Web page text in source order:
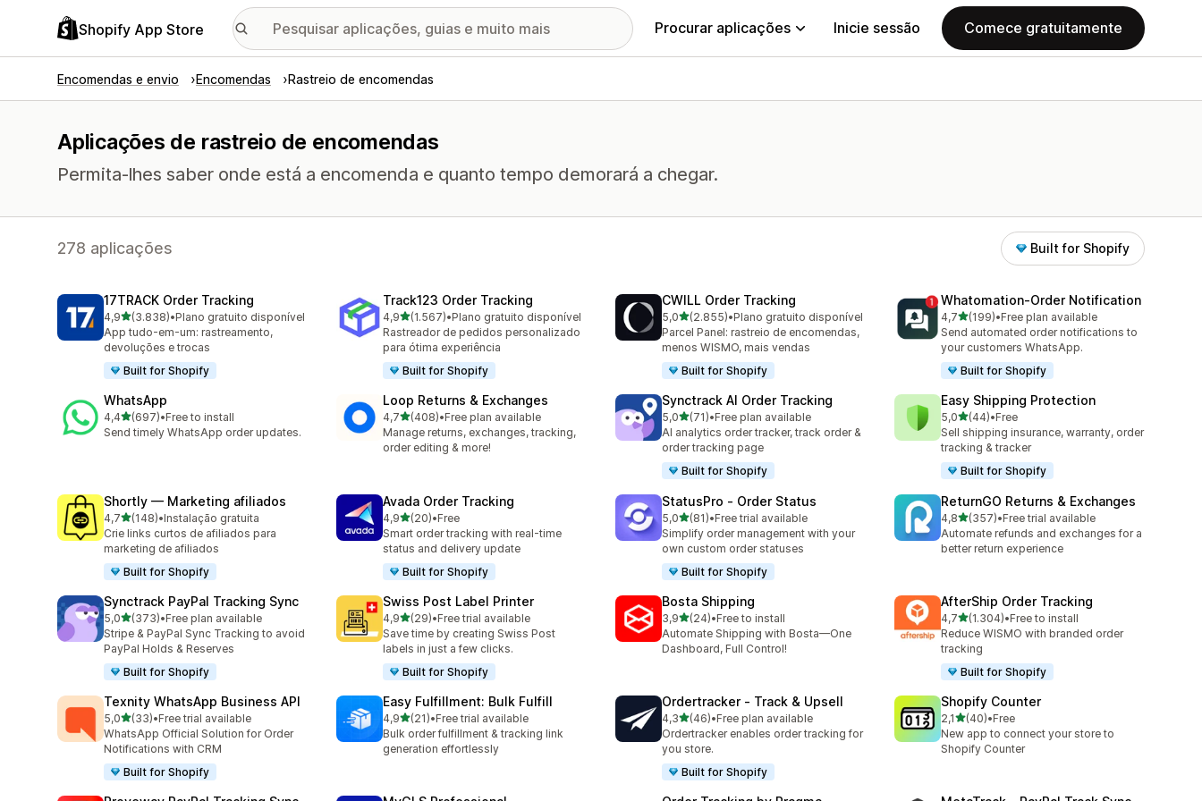
Shopify App Store Procurar aplicações Inicie sessão Comece gratuitamente
Encomendas e envio Encomendas Rastreio de encomendas
Aplicações de rastreio de encomendas
Permita-lhes saber onde está a encomenda e quanto tempo demorará a chegar.
278 aplicações Built for Shopify
17TRACK Order Tracking
4,9de 5 estrelas
(3.838)
3838 total de avaliações
•Plano gratuito disponível
App tudo-em-um: rastreamento,
devoluções e trocas
Built for Shopify
Track123 Order Tracking
4,9de 5 estrelas
(1.567)
1567 total de avaliações
•Plano gratuito disponível
Rastreador de pedidos personalizado
para ótima experiência
Built for Shopify
CWILL Order Tracking
5,0de 5 estrelas
(2.855)
2855 total de avaliações
•Plano gratuito disponível
Parcel Panel: rastreio de encomendas,
menos WISMO, mais vendas
Built for Shopify
Whatomation‑Order Notification
4,7de 5 estrelas
(199)
199 total de avaliações
•Free plan available
Send automated order notifications to
your customers WhatsApp.
Built for Shopify
WhatsApp
4,4de 5 estrelas
(697)
697 total de avaliações
•Free to install
Send timely WhatsApp order updates.
Loop Returns & Exchanges
4,7de 5 estrelas
(408)
408 total de avaliações
•Free plan available
Manage returns, exchanges, tracking,
order editing & more!
Synctrack AI Order Tracking
5,0de 5 estrelas
(71)
71 total de avaliações
•Free plan available
AI analytics order tracker, track order &
order tracking page
Built for Shopify
Easy Shipping Protection
5,0de 5 estrelas
(44)
44 total de avaliações
•Free
Sell shipping insurance, warranty, order
tracking & tracker
Built for Shopify
Shortly — Marketing afiliados
4,7de 5 estrelas
(148)
148 total de avaliações
•Instalação gratuita
Crie links curtos de afiliados para
marketing de afiliados
Built for Shopify
Avada Order Tracking
4,9de 5 estrelas
(20)
20 total de avaliações
•Free
Smart order tracking with real-time
status and delivery update
Built for Shopify
StatusPro ‑ Order Status
5,0de 5 estrelas
(81)
81 total de avaliações
•Free trial available
Simplify order management with your
own custom order statuses
Built for Shopify
ReturnGO Returns & Exchanges
4,8de 5 estrelas
(357)
357 total de avaliações
•Free trial available
Automate refunds and exchanges for a
better return experience
Synctrack PayPal Tracking Sync
5,0de 5 estrelas
(373)
373 total de avaliações
•Free plan available
Stripe & PayPal Sync Tracking to avoid
PayPal Holds & Reserves
Built for Shopify
Swiss Post Label Printer
4,9de 5 estrelas
(29)
29 total de avaliações
•Free trial available
Save time by creating Swiss Post
labels in just a few clicks.
Built for Shopify
Bosta Shipping
3,9de 5 estrelas
(24)
24 total de avaliações
•Free to install
Automate Shipping with Bosta—One
Dashboard, Full Control!
AfterShip Order Tracking
4,7de 5 estrelas
(1.304)
1304 total de avaliações
•Free to install
Reduce WISMO with branded order
tracking
Built for Shopify
Texnity WhatsApp Business API
5,0de 5 estrelas
(33)
33 total de avaliações
•Free trial available
WhatsApp Official Solution for Order
Notifications with CRM
Built for Shopify
Easy Fulfillment: Bulk Fulfill
4,9de 5 estrelas
(21)
21 total de avaliações
•Free trial available
Bulk order fulfillment & tracking link
generation effortlessly
Ordertracker ‑ Track & Upsell
4,3de 5 estrelas
(46)
46 total de avaliações
•Free plan available
Ordertracker enables order tracking for
you store.
Built for Shopify
Shopify Counter
2,1de 5 estrelas
(40)
40 total de avaliações
•Free
New app to connect your store to
Shopify Counter